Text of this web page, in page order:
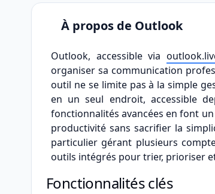
À propos de Outlook
Outlook, accessible via
organiser sa communication
outil ne se limite pas à la simple
en un seul endroit, accessible
fonctionnalités avancées en font
productivité sans sacrifier la
particulier gérant plusieurs
outils intégrés pour trier, prioriser
Fonctionnalités clés